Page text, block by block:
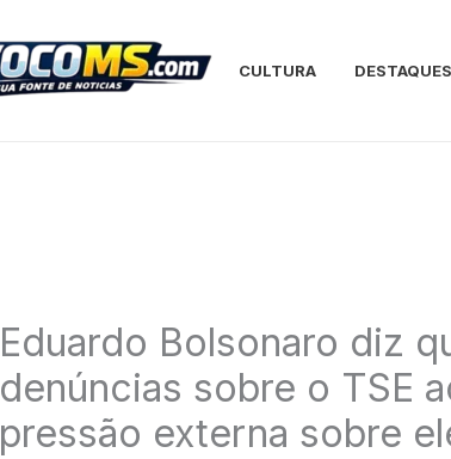
CULTURA DESTAQUES
Eduardo Bolsonaro diz
denúncias sobre o TSE
pressão externa sobre